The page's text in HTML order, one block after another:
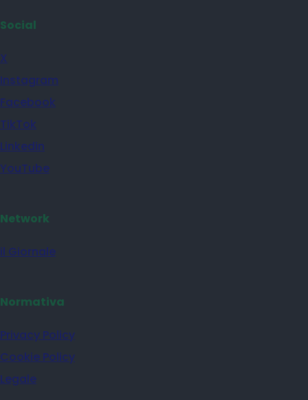
Social
X
Instagram
Facebook
TikTok
Linkedin
YouTube
Network
il Giornale
Normativa
Privacy Policy
Cookie Policy
Legale